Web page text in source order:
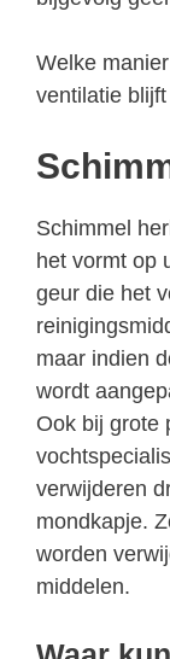
Welke
ventilatie
Schimmel
het vormt op
geur die het
maar indien
wordt
Ook bij grote
verwijderen
mondkapje.
worden
middelen.